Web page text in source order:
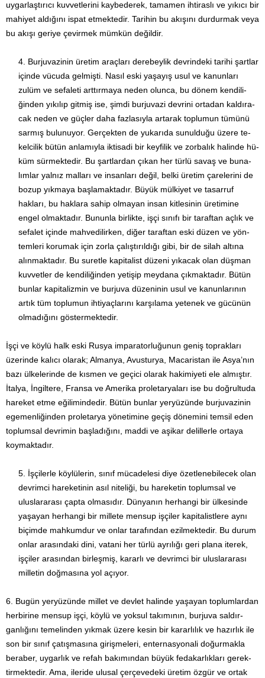
uygarlaştırıcı kuvvetlerini kaybederek, ta­mamen ihtiraslı ve yıkıcı bir
mahiyet aldığını ispat etmektedir. Tarihin bu akışını durdurmak veya
bu akışı geriye çevirmek mümkün değildir.
Burjuvazinin üretim araçları derebeylik devrindeki tarihi şart­lar
içinde vücuda gelmişti. Nasıl eski yaşayış usul ve kanunları
zulüm ve sefaleti arttırmaya neden olunca, bu dönem kendili­
ğinden yıkılıp gitmiş ise, şimdi burjuvazi devrini ortadan kaldı­ra­
cak neden ve güçler daha fazlasıyla artarak toplumun tümü­nü
sarmış bulunuyor. Gerçekten de yukarıda sunulduğu üzere te­­
kelcilik bütün anlamıyla iktisadi bir keyfilik ve zorbalık halinde hü­
küm sürmektedir. Bu şart­lardan çıkan her türlü savaş ve bu­na­
lımlar yalnız malları ve insan­ları değil, belki üretim çarelerini de
bozup yıkmaya başlamaktadır. Büyük mülkiyet ve tasarruf
hakları, bu haklara sahip olmayan insan kitlesinin üretimine
engel olmaktadır. Bununla birlikte, işçi sınıfı bir taraftan açlık ve
sefalet içinde mahvedilirken, diğer taraftan eski düzen ve yön­
temleri korumak için zorla çalıştırıldığı gibi, bir de si­lah al­tına
alınmaktadır. Bu suretle kapitalist düzeni yıkacak olan düşman
kuvvetler de kendiliğinden yetişip meydana çıkmakta­dır. Bütün
bunlar kapitalizmin ve burjuva düzeninin usul ve kanunlarının
artık tüm toplumun ihtiyaçlarını karşılama yetenek ve gücünün
ol­madığını göstermektedir.
İşçi ve köylü halk eski Rusya imparatorluğunun geniş toprakla­rı
üzerinde kalıcı olarak; Almanya, Avusturya, Macaristan ile As­ya’nın
bazı ülkelerinde de kısmen ve geçici olarak hakimiyeti ele almıştır.
İtalya, İngiltere, Fransa ve Amerika proletaryaları ise bu doğrultuda
hareket etme eğilimindedir. Bütün bunlar yer­yüzünde burjuvazinin
egemenliğinden proletarya yönetimine geçiş dönemini temsil eden
toplumsal devrimin başladığını, maddi ve aşikar delillerle ortaya
koymaktadır.
İşçilerle köylülerin, sınıf mücadelesi diye özetlenebilecek olan
devrimci hareketinin asıl niteliği, bu hareketin toplumsal ve
ulusla­rarası çapta olmasıdır. Dünyanın herhangi bir ülke­sin­de
yaşayan herhangi bir millete mensup işçiler kapitalistlere ay­nı
biçimde mah­kumdur ve onlar tarafından ezilmektedir. Bu du­r­um
onlar arasındaki dini, vatani her türlü ayrılığı geri plana iterek,
işçiler arasından bir­leşmiş, kararlı ve devrimci bir ulus­lararası
milletin doğmasına yol açıyor.
6. Bugün yeryüzünde millet ve devlet halinde yaşayan toplumlar­dan
herbirine mensup işçi, köylü ve yoksul takımının, burjuva saldır­
ganlığını temelinden yıkmak üzere kesin bir ka­rarlılık ve hazırlık ile
son bir sınıf çatışmasına girişmeleri, en­ternasyonali doğurmakla
beraber, uygarlık ve refah bakımın­dan büyük feda­karlıkları gerek­
tirmektedir. Ama, ileride ulusal çerçevedeki üre­tim özgür ve ortak